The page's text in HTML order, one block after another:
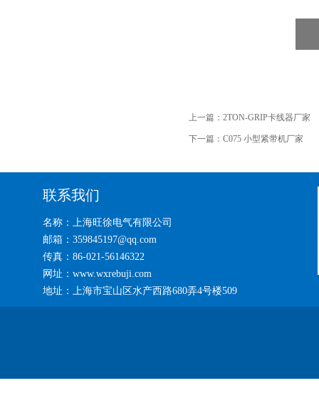
上一篇： 2TON-GRIP卡线器厂家
下一篇： C075 小型紧带机厂家
联系我们
名称：上海旺徐电气有限公司
邮箱：359845197@qq.com
传真：86-021-56146322
网址：www.wxrebuji.com
地址：上海市宝山区水产西路680弄4号楼509